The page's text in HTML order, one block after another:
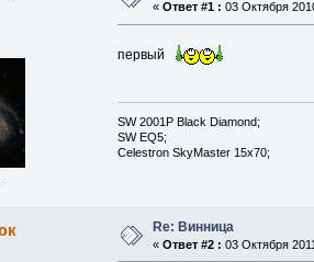
« Ответ #1 : 03 Октября
первый
SW 2001P Black Diamond;
SW EQ5;
Celestron SkyMaster 15x70;
Re: Винница
« Ответ #2 : 03 Октября